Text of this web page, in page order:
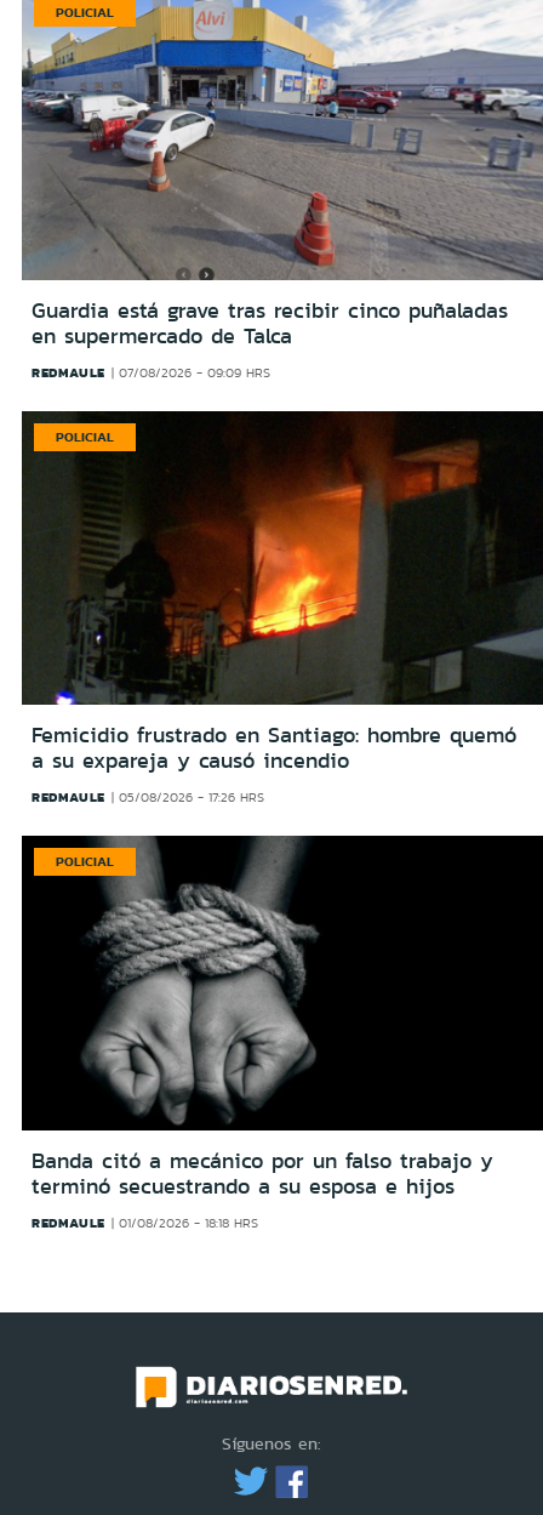
POLICIAL
Guardia está grave tras recibir cinco puñaladas
en supermercado de Talca
REDMAULE 07/08/2026 - 09:09 HRS
POLICIAL
Femicidio frustrado en Santiago: hombre quemó
a su expareja y causó incendio
REDMAULE 05/08/2026 - 17:26 HRS
POLICIAL
Banda citó a mecánico por un falso trabajo y
terminó secuestrando a su esposa e hijos
REDMAULE 01/08/2026 - 18:18 HRS
Síguenos en: